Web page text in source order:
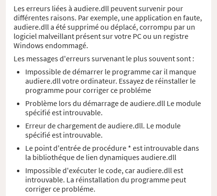
Les erreurs liées à audiere.dll peuvent survenir pour
différentes raisons. Par exemple, une application en faute,
audiere.dll a été supprimé ou déplacé, corrompu par un
logiciel malveillant présent sur votre PC ou un registre
Windows endommagé.
Les messages d'erreurs survenant le plus souvent sont :
Impossible de démarrer le programme car il manque
audiere.dll votre ordinateur. Essayez de réinstaller le
programme pour corriger ce probléme
Problème lors du démarrage de audiere.dll Le module
spécifié est introuvable.
Erreur de chargement de audiere.dll. Le module
spécifié est introuvable.
Le point d'entrée de procédure * est introuvable dans
la bibliothéque de lien dynamiques audiere.dll
Impossible d'exécuter le code, car audiere.dll est
introuvable. La réinstallation du programme peut
corriger ce probléme.